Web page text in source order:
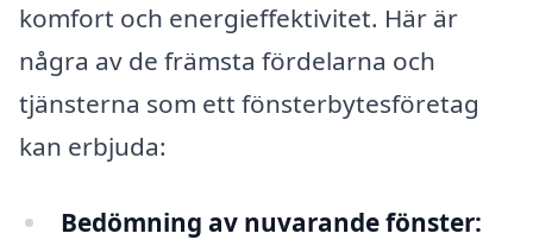
komfort och energieffektivitet. Här är
några av de främsta fördelarna och
tjänsterna som ett fönsterbytesföretag
kan erbjuda:
Bedömning av nuvarande fönster: